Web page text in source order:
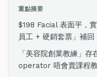
重點摘要
$198 Facial 表面平，
員工 + 硬銷套票」補
「美容院創業教練」
operator 唔會賣課程